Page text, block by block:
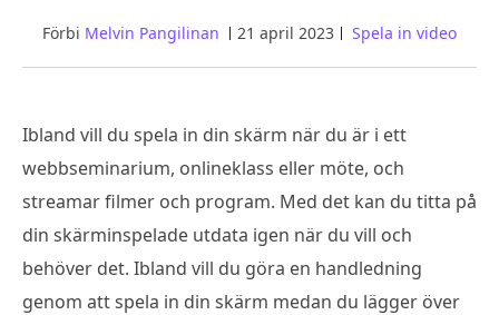
Förbi Melvin Pangilinan 21 april 2023 Spela in video
Ibland vill du spela in din skärm när du är i ett
webbseminarium, onlineklass eller möte, och
streamar filmer och program. Med det kan du titta på
din skärminspelade utdata igen när du vill och
behöver det. Ibland vill du göra en handledning
genom att spela in din skärm medan du lägger över